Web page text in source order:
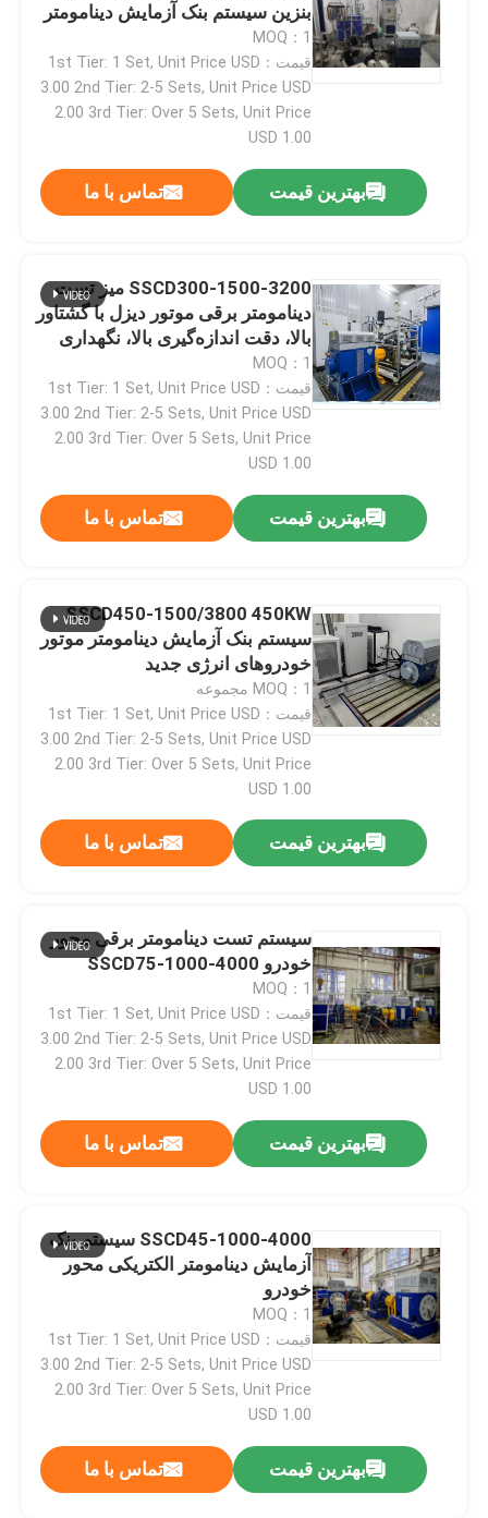
خانه
درباره ما
کنترل کیفیت
گشتاور دینامومتر
دینامومتر با سرعت بالا
دینامومتر تست موتور
دینامومتر تست موتور
دینامومتر AC
بنزین سیستم بنک آزمایش دینامومتر
الکتریکی
MOQ：1
قیمت：1st Tier: 1 Set, Unit Price USD
3.00 2nd Tier: 2-5 Sets, Unit Price USD
2.00 3rd Tier: Over 5 Sets, Unit Price
USD 1.00
بهترین قیمت تماس با ما
SSCD300-1500-3200 میز تست
دینامومتر برقی موتور دیزل با گشتاور
بالا، دقت اندازه‌گیری بالا، نگهداری
کم
MOQ：1
قیمت：1st Tier: 1 Set, Unit Price USD
3.00 2nd Tier: 2-5 Sets, Unit Price USD
2.00 3rd Tier: Over 5 Sets, Unit Price
USD 1.00
بهترین قیمت تماس با ما
SSCD450-1500/3800 450KW
سیستم بنک آزمایش دینامومتر موتور
خودروهای انرژی جدید
MOQ：1 مجموعه
قیمت：1st Tier: 1 Set, Unit Price USD
3.00 2nd Tier: 2-5 Sets, Unit Price USD
2.00 3rd Tier: Over 5 Sets, Unit Price
USD 1.00
بهترین قیمت تماس با ما
سیستم تست دینامومتر برقی محور
خودرو SSCD75-1000-4000
MOQ：1
قیمت：1st Tier: 1 Set, Unit Price USD
3.00 2nd Tier: 2-5 Sets, Unit Price USD
2.00 3rd Tier: Over 5 Sets, Unit Price
USD 1.00
بهترین قیمت تماس با ما
SSCD45-1000-4000 سیستم بنک
آزمایش دینامومتر الکتریکی محور
خودرو
MOQ：1
قیمت：1st Tier: 1 Set, Unit Price USD
3.00 2nd Tier: 2-5 Sets, Unit Price USD
2.00 3rd Tier: Over 5 Sets, Unit Price
USD 1.00
بهترین قیمت تماس با ما